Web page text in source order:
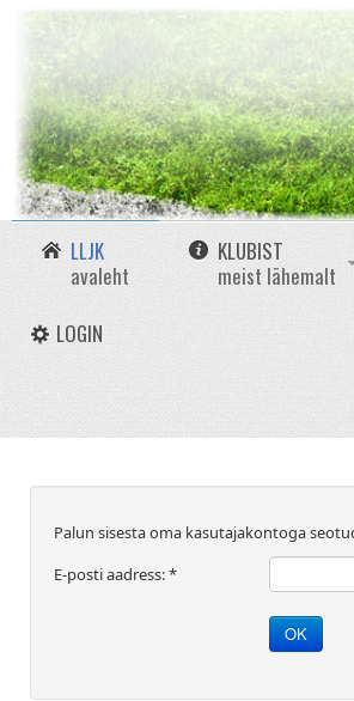
LLJK
avaleht
KLUBIST
meist lähemalt
LOGIN
Palun sisesta oma kasutajakontoga
E-posti aadress:*
OK